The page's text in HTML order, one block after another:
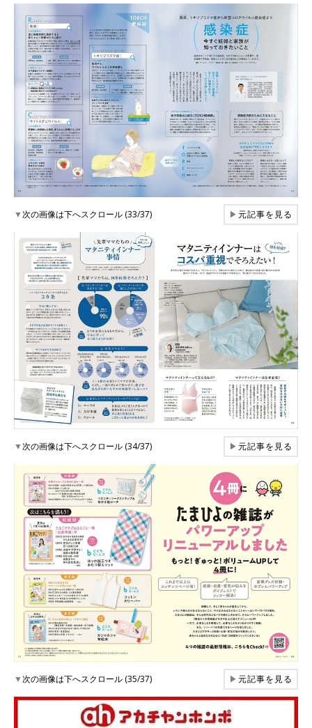
▼次の画像は下へスクロール (33/37) ▶元記事を見る
▼次の画像は下へスクロール (34/37) ▶元記事を見る
▼次の画像は下へスクロール (35/37) ▶元記事を見る